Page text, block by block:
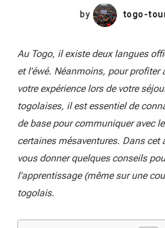
by togo-
Au Togo, il existe deux langues
et l’éwé. Néanmoins, pour profiter
votre expérience lors de votre
togolaises, il est essentiel de
de base pour communiquer avec
certaines mésaventures. Dans cet
vous donner quelques conseils
l’apprentissage (même sur une
togolais.